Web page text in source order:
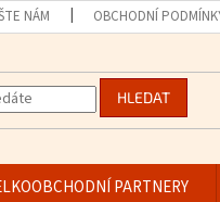
NÁM OBCHODNÍ
HLEDAT
PARTNERY